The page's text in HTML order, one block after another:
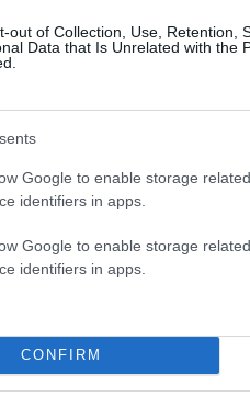
out of Collection, Use, Retention,
Data that Is Unrelated with the
Google to enable storage
identifiers in apps.
Google to enable storage
identifiers in apps.
CONFIRM